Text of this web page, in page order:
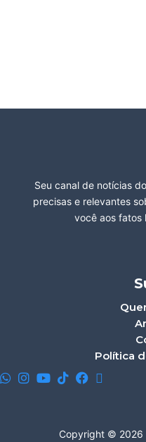
Seu canal de notícias
precisas e relevantes
você aos fatos
Política
Copyright © 2026